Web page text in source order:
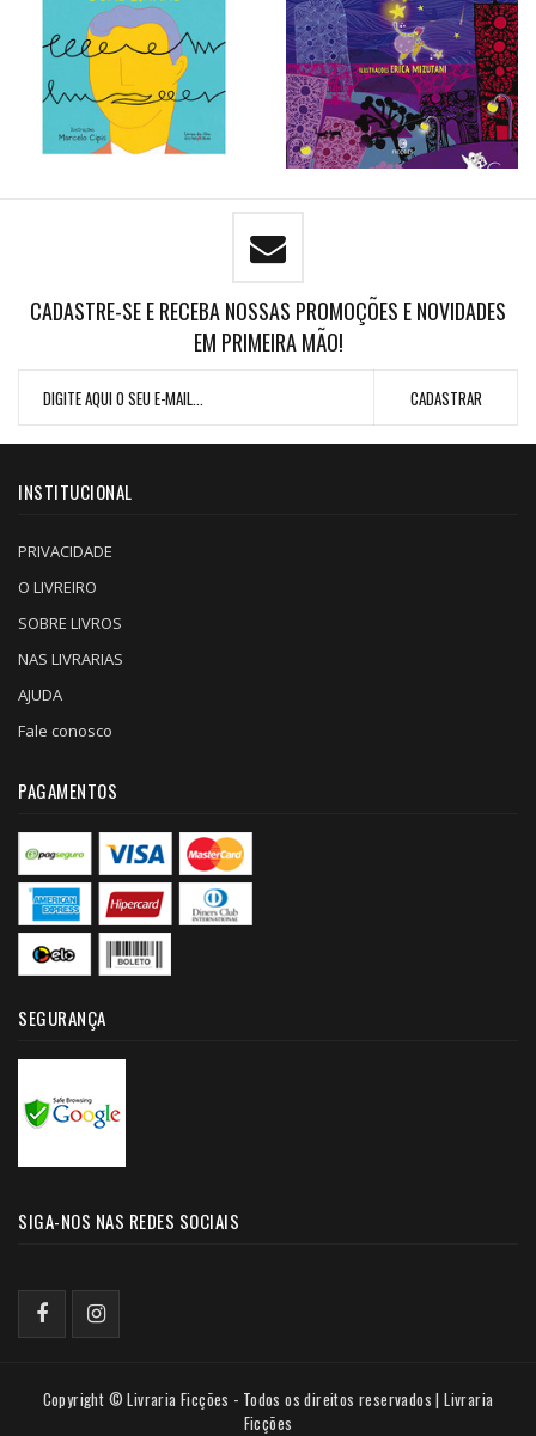
CADASTRE-SE E RECEBA NOSSAS PROMOÇÕES E NOVIDADES
EM PRIMEIRA MÃO!
INSTITUCIONAL
PRIVACIDADE
O LIVREIRO
SOBRE LIVROS
NAS LIVRARIAS
AJUDA
Fale conosco
PAGAMENTOS
SEGURANÇA
SIGA-NOS NAS REDES SOCIAIS
Copyright © Livraria Ficções - Todos os direitos reservados | Livraria
Ficções